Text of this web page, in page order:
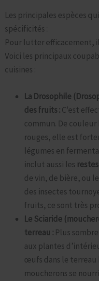
Les principales espèces
spécificités :
Pour lutter efficacement, il
Voici les principaux
cuisines :
La Drosophile
des fruits :C’est
commun. De couleur
rouges, elle est
légumes en
inclut aussi les
de vin, de bière, ou le
des insectes
fruits, ce sont très
Le Sciaride
terreau : Plus
aux plantes
œufs dans le terreau
moucherons se